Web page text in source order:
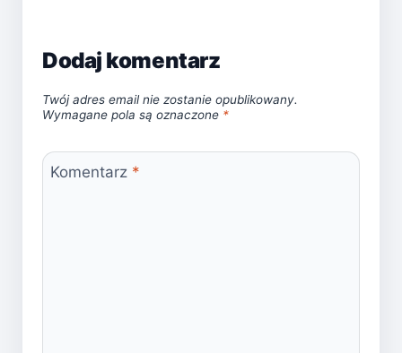
Dodaj komentarz
Twój adres email nie zostanie opublikowany.
Wymagane pola są oznaczone *
Komentarz *